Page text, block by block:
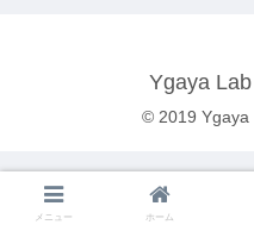
Ygaya
© 2019 Ygaya
メニュー ホーム